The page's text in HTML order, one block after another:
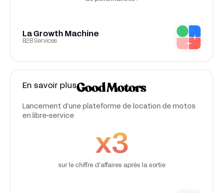
La Growth Machine
B2B Services
Lancement d’une plateforme de location de motos
en libre-service
x3
sur le chiffre d'affaires après la sortie
En savoir plus